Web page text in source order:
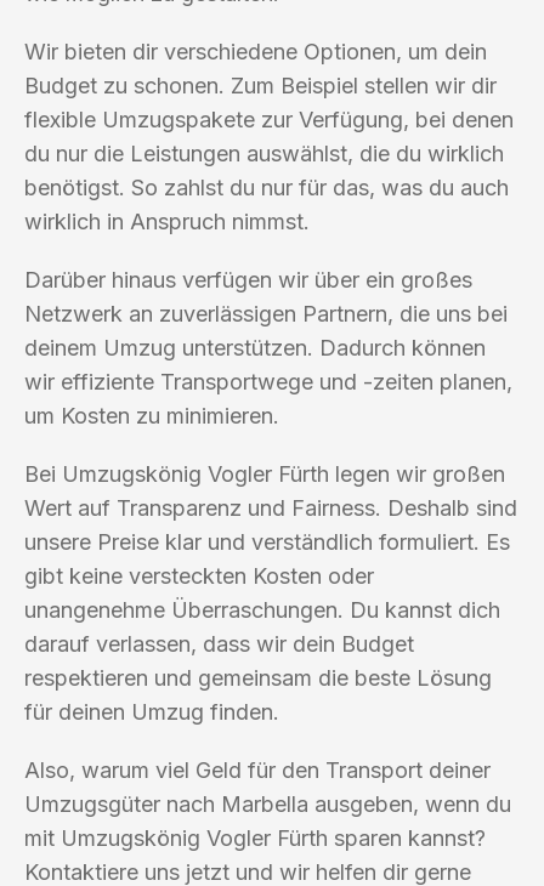
Wir bieten dir verschiedene Optionen, um dein
Budget zu schonen. Zum Beispiel stellen wir dir
flexible Umzugspakete zur Verfügung, bei denen
du nur die Leistungen auswählst, die du wirklich
benötigst. So zahlst du nur für das, was du auch
wirklich in Anspruch nimmst.
Darüber hinaus verfügen wir über ein großes
Netzwerk an zuverlässigen Partnern, die uns bei
deinem Umzug unterstützen. Dadurch können
wir effiziente Transportwege und -zeiten planen,
um Kosten zu minimieren.
Bei Umzugskönig Vogler Fürth legen wir großen
Wert auf Transparenz und Fairness. Deshalb sind
unsere Preise klar und verständlich formuliert. Es
gibt keine versteckten Kosten oder
unangenehme Überraschungen. Du kannst dich
darauf verlassen, dass wir dein Budget
respektieren und gemeinsam die beste Lösung
für deinen Umzug finden.
Also, warum viel Geld für den Transport deiner
Umzugsgüter nach Marbella ausgeben, wenn du
mit Umzugskönig Vogler Fürth sparen kannst?
Kontaktiere uns jetzt und wir helfen dir gerne